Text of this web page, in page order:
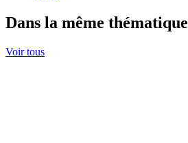
Dans la même thématique
Voir tous